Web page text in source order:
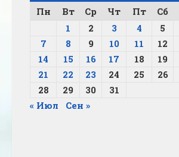
Пн
Вт Ср Чт Пт Сб
1
2 3 4 5
7
8 9 10 11 12
14
15 16 17 18 19
21
22 23 24 25 26
28
29 30
31
« Июл
Сен »